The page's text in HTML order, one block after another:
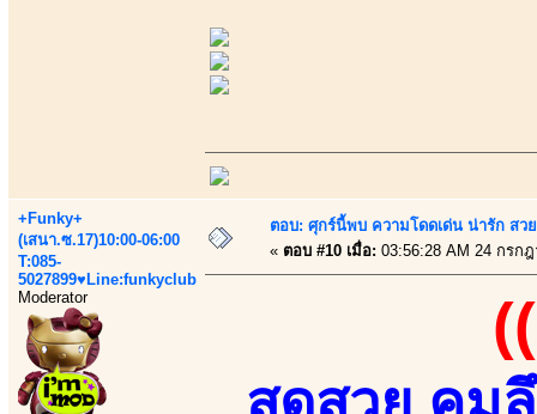
+Funky+
(เสนา.ซ.17)10:00-06:00
T:085-
5027899♥Line:funkyclub
Moderator
ตอบ: ศุกร์นี้พบ ความโดดเด่น น่ารัก สว
« ตอบ #10 เมื่อ: 03:56:28 AM 24 กรก